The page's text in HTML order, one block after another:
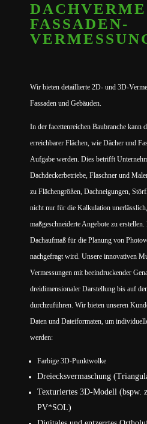
FASSADEN­
Wir bieten detaillierte 2D- und 3D-
Fassaden und Gebäuden.
In der facettenreichen Baubranche kann
erreichbarer Flächen, wie Dächer und
Aufgabe werden. Dies betrifft
Dachdeckerbetriebe, Flaschner und
zu Flächengrößen, Dachneigungen,
nicht nur für die Kalkulation
maßgeschneiderte Angebote zu
Dachaufmaß für die Planung von
nachgefragt wird. Unsere innovativen
Vermessungen mit beeindruckender
dreidimensionaler Darstellung bis auf
durchzuführen. Wir bieten unseren
Daten und Dateiformaten, um
werden:
Farbige 3D-Punktwolke
Dreiecksvermaschung
Texturiertes 3D-Modell (bspw.
PV*SOL)